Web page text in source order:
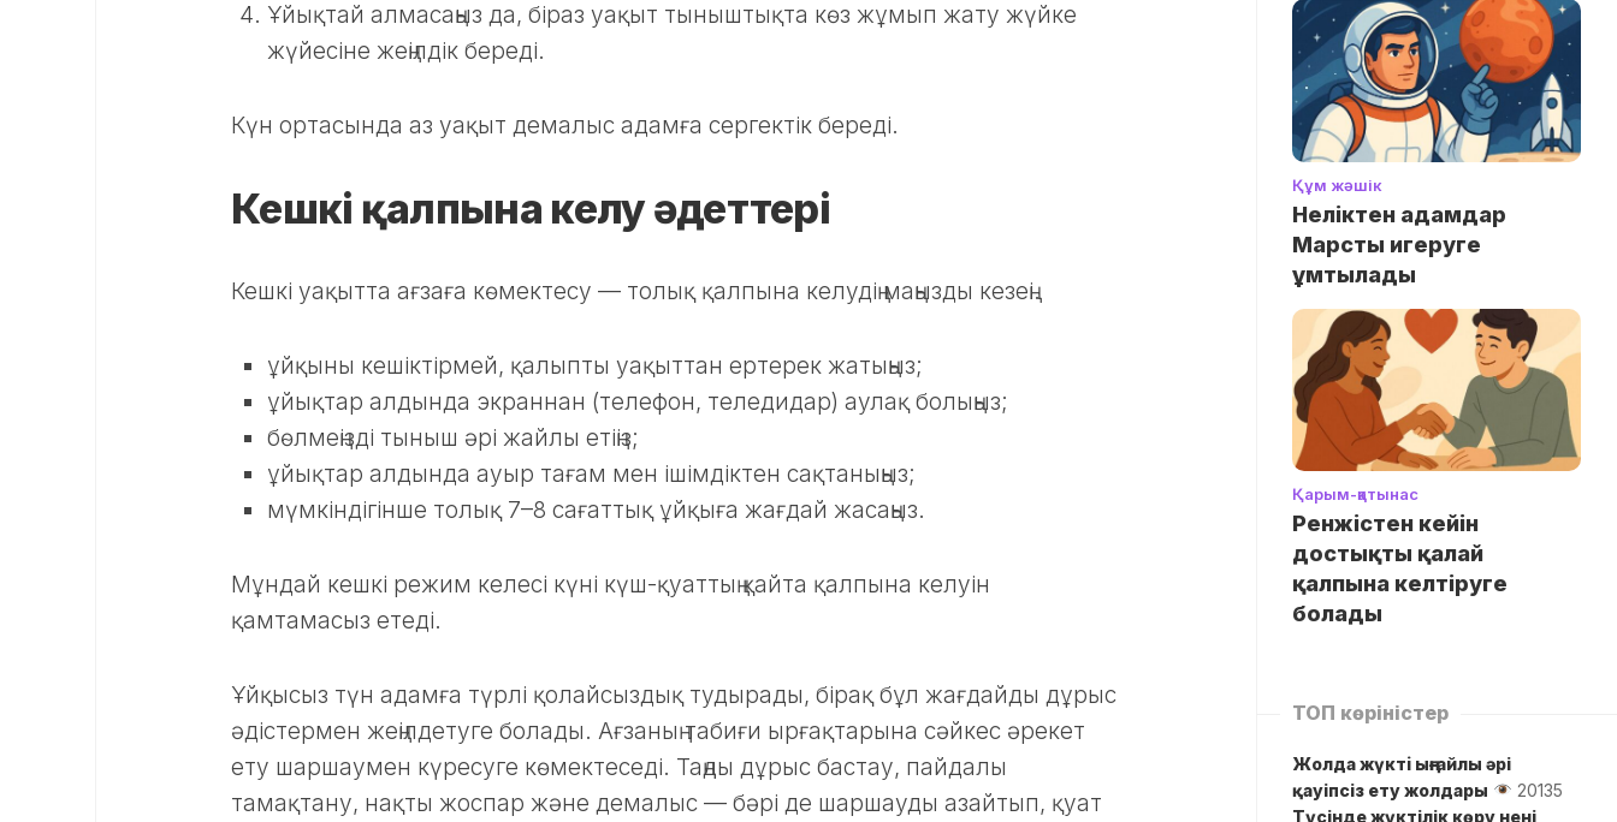
Ұйықтай алмасаңыз да, біраз уақыт тыныштықта көз жұмып жату жүйке
жүйесіне жеңілдік береді.
Күн ортасында аз уақыт демалыс адамға сергектік береді.
Кешкі қалпына келу әдеттері
Кешкі уақытта ағзаға көмектесу — толық қалпына келудің маңызды кезеңі.
ұйқыны кешіктірмей, қалыпты уақыттан ертерек жатыңыз;
ұйықтар алдында экраннан (телефон, теледидар) аулақ болыңыз;
бөлмеңізді тыныш әрі жайлы етіңіз;
ұйықтар алдында ауыр тағам мен ішімдіктен сақтаныңыз;
мүмкіндігінше толық 7–8 сағаттық ұйқыға жағдай жасаңыз.
Мұндай кешкі режим келесі күні күш-қуаттың қайта қалпына келуін
қамтамасыз етеді.
Ұйқысыз түн адамға түрлі қолайсыздық тудырады, бірақ бұл жағдайды дұрыс
әдістермен жеңілдетуге болады. Ағзаның табиғи ырғақтарына сәйкес әрекет
ету шаршаумен күресуге көмектеседі. Таңды дұрыс бастау, пайдалы
тамақтану, нақты жоспар және демалыс — бәрі де шаршауды азайтып, қуат
Құм жәшік
Неліктен адамдар
Марсты игеруге
ұмтылады
Қарым-қатынас
Ренжістен кейін
достықты қалай
қалпына келтіруге
болады
ТОП көріністер
Жолда жүктi ыңғайлы әрі
қауіпсіз ету жолдары
20135
Түсінде жүктілік көру нені